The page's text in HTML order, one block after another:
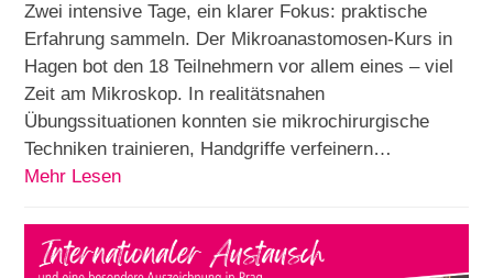
Zwei intensive Tage, ein klarer Fokus: praktische
Erfahrung sammeln. Der Mikroanastomosen-Kurs in
Hagen bot den 18 Teilnehmern vor allem eines – viel
Zeit am Mikroskop. In realitätsnahen
Übungssituationen konnten sie mikrochirurgische
Techniken trainieren, Handgriffe verfeinern…
Mehr Lesen